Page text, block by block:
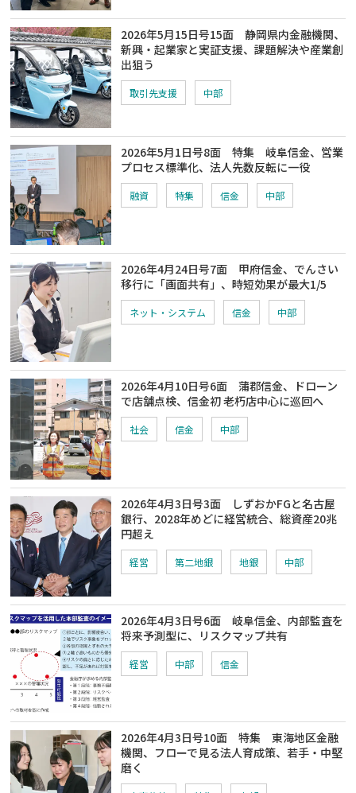
2026年5月15日号15面 静岡県内金融機関、
新興・起業家と実証支援、課題解決や産業創
出狙う
取引先支援 中部
2026年5月1日号8面 特集 岐阜信金、営業
プロセス標準化、法人先数反転に一役
融資 特集 信金 中部
2026年4月24日号7面 甲府信金、でんさい
移行に「画面共有」、時短効果が最大1/5
ネット・システム 信金 中部
2026年4月10日号6面 蒲郡信金、ドローン
で店舗点検、信金初 老朽店中心に巡回へ
社会 信金 中部
2026年4月3日号3面 しずおかFGと名古屋
銀行、2028年めどに経営統合、総資産20兆
円超え
経営 第二地銀 地銀 中部
2026年4月3日号6面 岐阜信金、内部監査を
将来予測型に、リスクマップ共有
経営 中部 信金
2026年4月3日号10面 特集 東海地区金融
機関、フローで見る法人育成策、若手・中堅
磨く